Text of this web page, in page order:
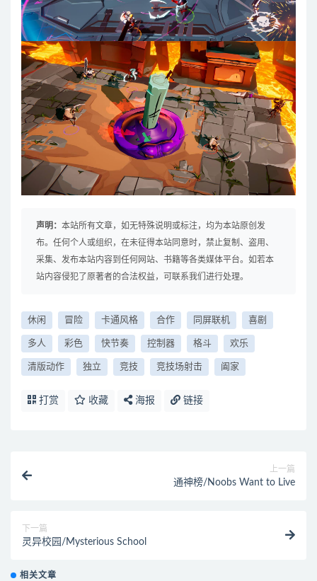
声明： 本站所有文章，如无特殊说明或标注，均为本站原创发
布。任何个人或组织，在未征得本站同意时，禁止复制、盗用、
采集、发布本站内容到任何网站、书籍等各类媒体平台。如若本
站内容侵犯了原著者的合法权益，可联系我们进行处理。
休闲 冒险 卡通风格 合作 同屏联机 喜剧
多人 彩色 快节奏 控制器 格斗 欢乐
清版动作 独立 竞技 竞技场射击 阖家
打赏 收藏 海报 链接
上一篇
通神榜/Noobs Want to Live
下一篇
灵异校园/Mysterious School
相关文章